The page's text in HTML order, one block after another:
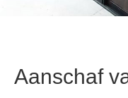
Aanschaf